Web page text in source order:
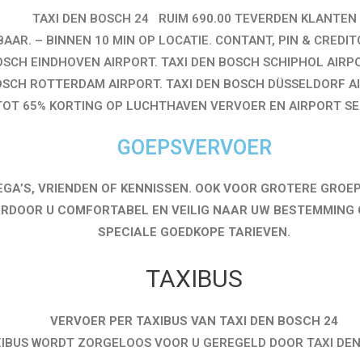
TAXI DEN BOSCH 24 RUIM 690.00 TEVERDEN KLANTEN
– BINNEN 10 MIN OP LOCATIE. CONTANT, PIN &
EINDHOVEN AIRPORT. TAXI DEN BOSCH SCHIPHOL
ROTTERDAM AIRPORT. TAXI DEN BOSCH DÜSSELDORF
65% KORTING OP LUCHTHAVEN VERVOER EN AIRPORT
GOEPSVERVOER
VRIENDEN OF KENNISSEN. OOK VOOR GROTERE
U COMFORTABEL EN VEILIG NAAR UW
SPECIALE GOEDKOPE TARIEVEN.
TAXIBUS
VERVOER PER TAXIBUS VAN TAXI DEN BOSCH 24
WORDT ZORGELOOS VOOR U GEREGELD DOOR TAXI